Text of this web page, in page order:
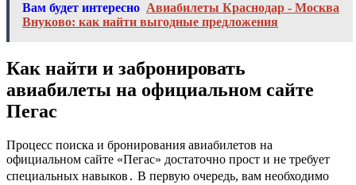
Вам будет интересно Авиабилеты Краснодар - Москва
Внуково: как найти выгодные предложения
Как найти и забронировать
авиабилеты на официальном сайте
Пегас
Процесс поиска и бронирования авиабилетов на
официальном сайте «Пегас» достаточно прост и не требует
специальных навыков․ В первую очередь, вам необходимо